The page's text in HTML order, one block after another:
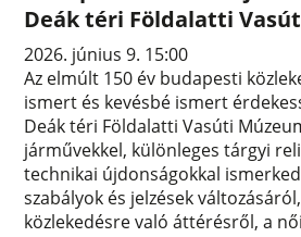
Deák téri Földalatti
2026. június 9. 15:00
Az elmúlt 150 év budapesti
ismert és kevésbé ismert
Deák téri Földalatti Vasúti
járművekkel, különleges tárgyi
technikai újdonságokkal
szabályok és jelzések
közlekedésre való áttérésről, a